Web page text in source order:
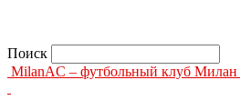
Поиск
MilanAC – футбольный клуб Милан